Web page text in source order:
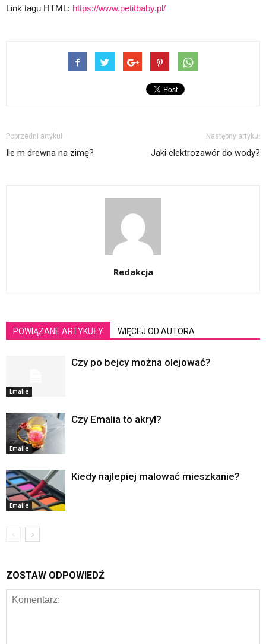
Link tagu HTML: https://www.petitbaby.pl/
Poprzedni artykuł
Ile m drewna na zimę?
Następny artykuł
Jaki elektrozawór do wody?
Redakcja
POWIĄZANE ARTYKUŁY WIĘCEJ OD AUTORA
Emalie
Czy po bejcy można olejować?
Emalie
Czy Emalia to akryl?
Emalie
Kiedy najlepiej malować mieszkanie?
ZOSTAW ODPOWIEDŹ